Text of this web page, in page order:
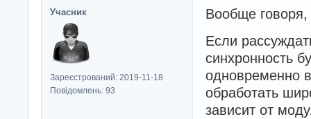
Учасник
Зареєстрований: 2019-11-18
Повідомлень: 93
Вообще говоря,
Если
синхронность
одновременно
обработать
зависит от